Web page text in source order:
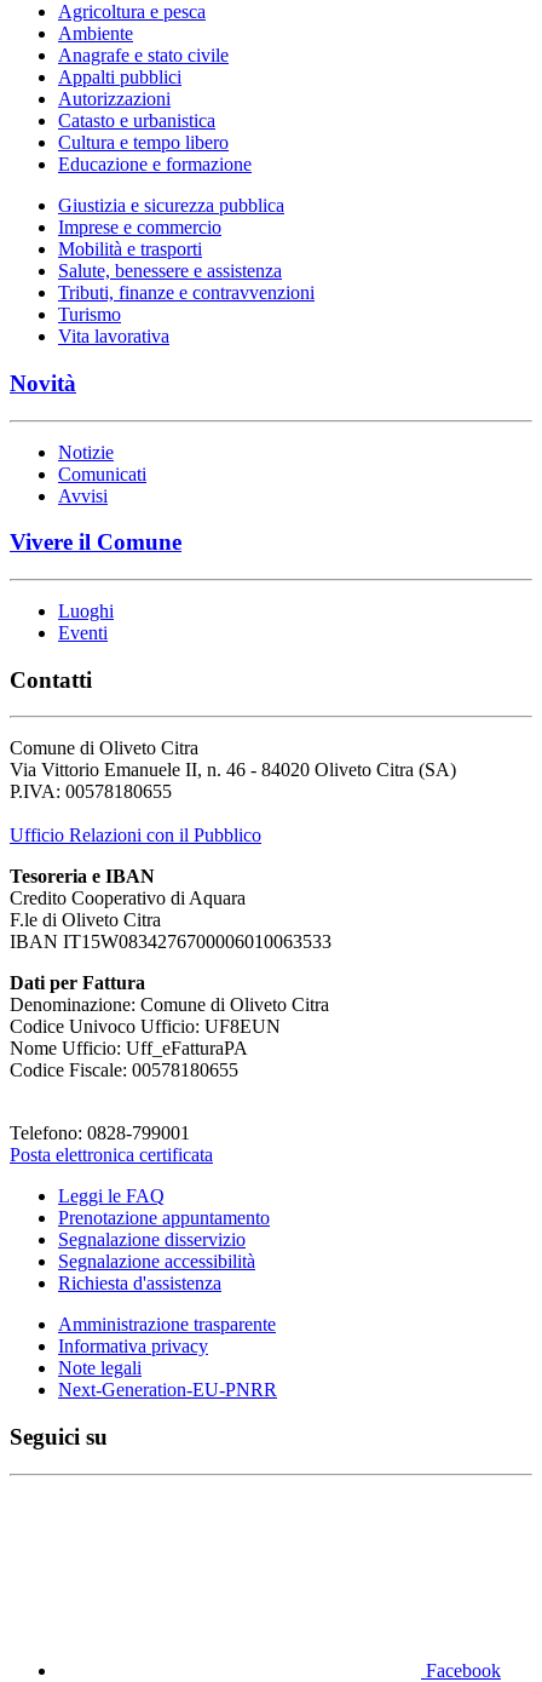
Agricoltura e pesca
Ambiente
Anagrafe e stato civile
Appalti pubblici
Autorizzazioni
Catasto e urbanistica
Cultura e tempo libero
Educazione e formazione
Giustizia e sicurezza pubblica
Imprese e commercio
Mobilità e trasporti
Salute, benessere e assistenza
Tributi, finanze e contravvenzioni
Turismo
Vita lavorativa
Novità
Notizie
Comunicati
Avvisi
Vivere il Comune
Luoghi
Eventi
Contatti
Comune di Oliveto Citra
Via Vittorio Emanuele II, n. 46 - 84020 Oliveto Citra (SA)
P.IVA: 00578180655
Ufficio Relazioni con il Pubblico
Tesoreria e IBAN
Credito Cooperativo di Aquara
F.le di Oliveto Citra
IBAN IT15W0834276700006010063533
Dati per Fattura
Denominazione: Comune di Oliveto Citra
Codice Univoco Ufficio: UF8EUN
Nome Ufficio: Uff_eFatturaPA
Codice Fiscale: 00578180655
Telefono: 0828-799001
Posta elettronica certificata
Leggi le FAQ
Prenotazione appuntamento
Segnalazione disservizio
Segnalazione accessibilità
Richiesta d'assistenza
Amministrazione trasparente
Informativa privacy
Note legali
Next-Generation-EU-PNRR
Seguici su
Facebook